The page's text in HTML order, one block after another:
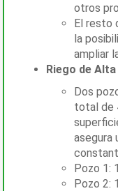
otros
El resto
la
ampliar
Riego de
Dos
total de
asegura
Pozo 1:
Pozo 2: